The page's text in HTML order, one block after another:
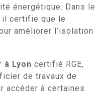
énergétique. Dans le
il certifie que le
améliorer l’isolation
à Lyon certifié RGE,
de travaux de
accéder à certaines